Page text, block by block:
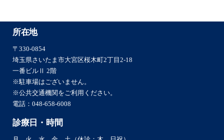
所在地
〒330-0854
埼玉県さいたま市大宮区桜木町2丁目2-18
一番ビルⅡ 2階
※駐車場はございません。
※公共交通機関をご利用ください。
電話： 048-658-6008
診療日・時間